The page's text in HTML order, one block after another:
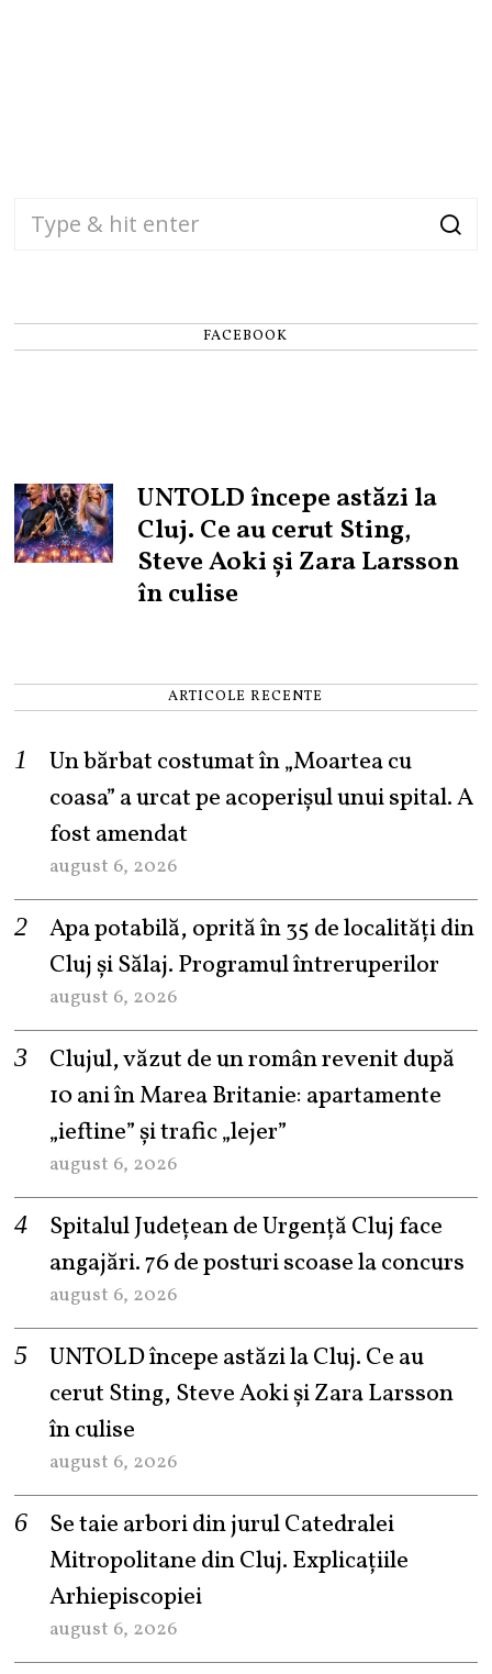
FACEBOOK
UNTOLD începe astăzi la
Cluj. Ce au cerut Sting,
Steve Aoki și Zara Larsson
în culise
ARTICOLE RECENTE
Un bărbat costumat în „Moartea cu
coasa” a urcat pe acoperișul unui spital. A
fost amendat
august 6, 2026
Apa potabilă, oprită în 35 de localități din
Cluj și Sălaj. Programul întreruperilor
august 6, 2026
Clujul, văzut de un român revenit după
10 ani în Marea Britanie: apartamente
„ieftine” și trafic „lejer”
august 6, 2026
Spitalul Județean de Urgență Cluj face
angajări. 76 de posturi scoase la concurs
august 6, 2026
UNTOLD începe astăzi la Cluj. Ce au
cerut Sting, Steve Aoki și Zara Larsson
în culise
august 6, 2026
Se taie arbori din jurul Catedralei
Mitropolitane din Cluj. Explicațiile
Arhiepiscopiei
august 6, 2026